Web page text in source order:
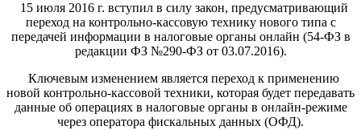
15 июля 2016 г. вступил в силу закон, предусматривающий
переход на контрольно-кассовую технику нового типа с
передачей информации в налоговые органы онлайн (54-ФЗ в
редакции ФЗ №290-ФЗ от 03.07.2016).
Ключевым изменением является переход к применению
новой контрольно-кассовой техники, которая будет передавать
данные об операциях в налоговые органы в онлайн-режиме
через оператора фискальных данных (ОФД).